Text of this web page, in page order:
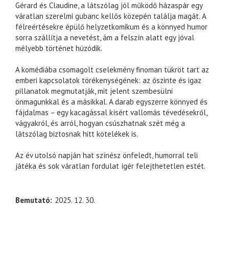
Gérard és Claudine, a látszólag jól működő házaspár egy
váratlan szerelmi gubanc kellős közepén találja magát. A
félreértésekre épülő helyzetkomikum és a könnyed humor
sorra szállítja a nevetést, ám a felszín alatt egy jóval
mélyebb történet húzódik.
A komédiába csomagolt cselekmény finoman tükröt tart az
emberi kapcsolatok törékenységének: az őszinte és igaz
pillanatok megmutatják, mit jelent szembesülni
önmagunkkal és a másikkal. A darab egyszerre könnyed és
fájdalmas – egy kacagással kísért vallomás tévedésekről,
vágyakról, és arról, hogyan csúszhatnak szét még a
látszólag biztosnak hitt kötelékek is.
Az év utolsó napján hat színész önfeledt, humorral teli
játéka és sok váratlan fordulat ígér felejthetetlen estét.
Bemutató 2025. 12. 30.